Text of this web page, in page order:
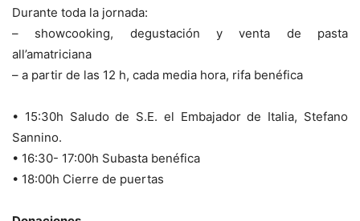
Durante toda la jornada:
– showcooking, degustación y venta de pasta
all’amatriciana
– a partir de las 12 h, cada media hora, rifa benéfica
• 15:30h Saludo de S.E. el Embajador de Italia, Stefano
Sannino.
• 16:30- 17:00h Subasta benéfica
• 18:00h Cierre de puertas